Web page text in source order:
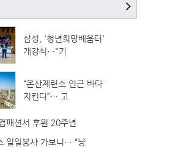
삼성, '청년희망배움터'
개강식…"기
“온산제련소 인근 바다
지킨다”… 고
패션서 후원 20주년
일일봉사 가보니… “냥